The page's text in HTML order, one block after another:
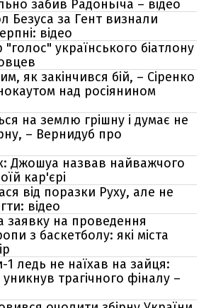
забив Радоньїча – відео
Безуса за Гент визнали
відео
українського біатлону
як закінчився бій, – Сіренко
над росіянином
на землю грішну і думає не
– Вернидуб про
Джошуа назвав найважчого
кар'єрі
від поразки Руху, але не
відео
заявку на проведення
з баскетболу: які міста
ледь не наїхав на зайця:
трагічного фіналу –